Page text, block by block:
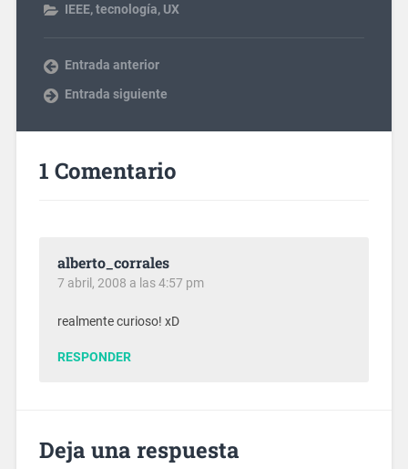
IEEE,tecnología, UX
Entrada anterior
Entrada siguiente
1 Comentario
alberto_corrales
7 abril, 2008 a las 4:57 pm
realmente curioso! xD
RESPONDER
Deja una respuesta